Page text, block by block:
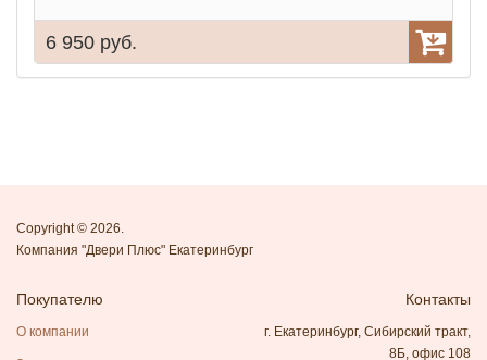
6 950 руб.
Copyright © 2026.
Компания "Двери Плюс" Екатеринбург
Покупателю
О компании
Контакты
г. Екатеринбург, Сибирский тракт,
8Б, офис 108